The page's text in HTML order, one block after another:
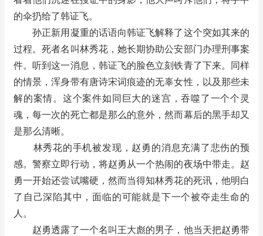
的伞扔给了韩证飞。
孙正新用凝重的话语向韩证飞解释了这个突如其来的
过程。死者名叫林秀花，她长期协助公安部门办理刑事案
件。听到这一消息，韩证飞的脸色立刻铁青了下来。同样
的情景，浑身带有唐诗宋词痕迹的无辜女性，以及那些未
解的案情。这个案件如同巨大的迷宫，吞噬了一个个灵
魂，每一次的死亡都是那么的意外，然而幕后的黑手却又
是那么清晰。
林秀花的手机被发现，赵勇的消息充满了悲伤的预
感。警察立即行动，将赵勇从一个热闹的夜场中带走。赵
勇一开始还尝试嘴硬，然而当得知林秀花的死讯，他明白
了自己深陷其中，面临的可能就是下一个被夺走生命的
人。
赵勇透露了一个名叫王大彪的男子，他当天把赵勇带